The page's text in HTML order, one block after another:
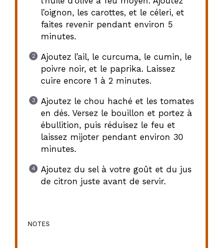
l’oignon, les carottes, et le céleri, et
faites revenir pendant environ 5
minutes.
Ajoutez l’ail, le curcuma, le cumin, le
poivre noir, et le paprika. Laissez
cuire encore 1 à 2 minutes.
Ajoutez le chou haché et les tomates
en dés. Versez le bouillon et portez à
ébullition, puis réduisez le feu et
laissez mijoter pendant environ 30
minutes.
Ajoutez du sel à votre goût et du jus
de citron juste avant de servir.
NOTES